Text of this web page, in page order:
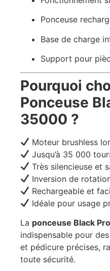
Ponceuse
Base de charge
Support pour
Pourquoi
Ponceuse
35000 ?
Moteur brushless
Jusqu’à 35 000
Très silencieuse et
Inversion de
Rechargeable et
Idéale pour usage
La ponceuse Black
indispensable pour
et pédicure précises,
toute sécurité.